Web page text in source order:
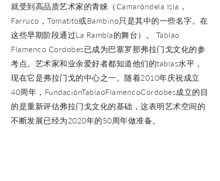
就受到高品质艺术家的青睐（Camaróndela Isla，
Farruco，Tomatito或Bambino只是其中的一些名字。在
这些早期阶段通过La Rambla的舞台）。 Tablao
Flamenco Cordobes已成为巴塞罗那弗拉门戈文化的参
考点。艺术家和业余爱好者都知道他们的tablas水平，
现在它是弗拉门戈的中心之一。随着2010年庆祝成立
40周年，FundaciónTablaoFlamencoCordobés成立的目
的是重新评估弗拉门戈文化的基础，这表明艺术空间的
不断发展已经为2020年的50周年做准备。